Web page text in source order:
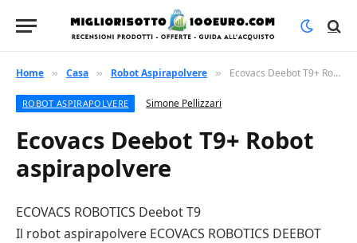
Home » Casa » Robot Aspirapolvere » Ecovacs Deebot T9+ Robot aspirapolvere
ROBOT ASPIRAPOLVERE Simone Pellizzari
Ecovacs Deebot T9+ Robot
aspirapolvere
ECOVACS ROBOTICS Deebot T9
Il robot aspirapolvere ECOVACS ROBOTICS DEEBOT